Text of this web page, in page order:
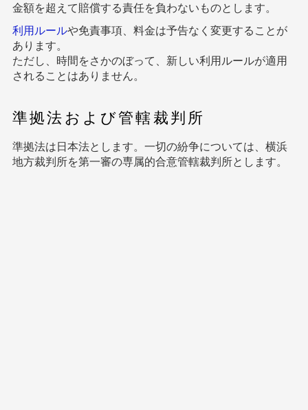
金額を超えて賠償する責任を負わないものとします。
利用ルールや免責事項、料金は予告なく変更することが
あります。
ただし、時間をさかのぼって、新しい利用ルールが適用
されることはありません。
準拠法および管轄裁判所
準拠法は日本法とします。一切の紛争については、横浜
地方裁判所を第一審の専属的合意管轄裁判所とします。